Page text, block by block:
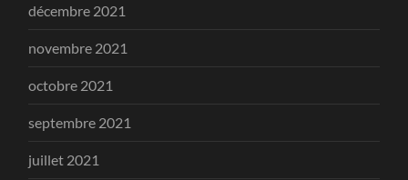
décembre 2021
novembre 2021
octobre 2021
septembre 2021
juillet 2021